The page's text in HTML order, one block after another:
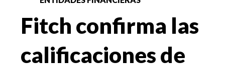
Fitch confirma las
calificaciones de